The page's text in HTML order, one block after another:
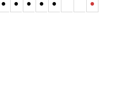
● ● ● ● ● ●